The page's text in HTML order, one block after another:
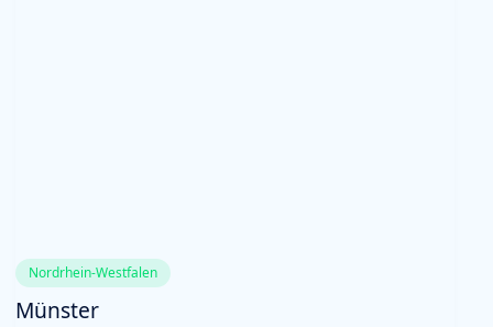
Nordrhein-Westfalen
Münster